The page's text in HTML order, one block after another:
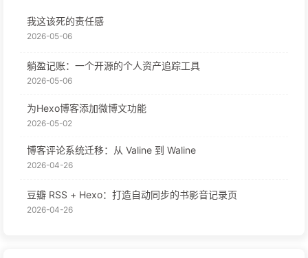
我这该死的责任感
2026-05-06
躺盈记账：一个开源的个人资产追踪工具
2026-05-06
为Hexo博客添加微博文功能
2026-05-02
博客评论系统迁移：从 Valine 到 Waline
2026-04-26
豆瓣 RSS + Hexo：打造自动同步的书影音记录页
2026-04-26